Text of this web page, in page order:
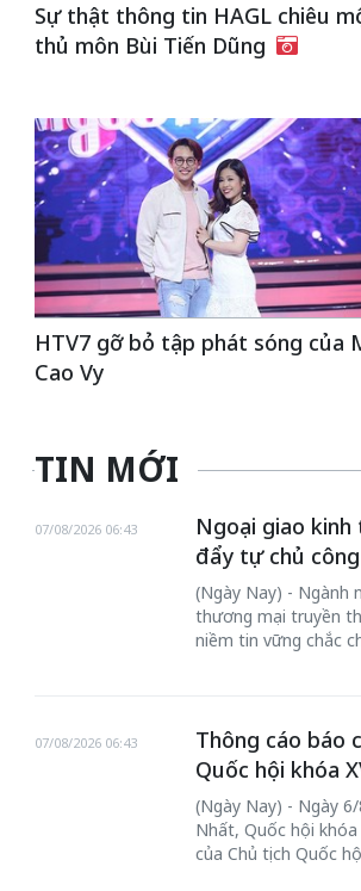
Sự thật thông tin HAGL chiêu
thủ môn Bùi Tiến Dũng
HTV7 gỡ bỏ tập phát sóng của
Cao Vy
TIN MỚI
Ngoại giao kinh
đẩy tự chủ
07/08/2026 06:43
(Ngày Nay) - Ngành
thương mại truyền
niềm tin vững chắc
Thông cáo báo
Quốc hội khóa
07/08/2026 06:43
(Ngày Nay) - Ngày
Nhất, Quốc hội
của Chủ tịch Quốc